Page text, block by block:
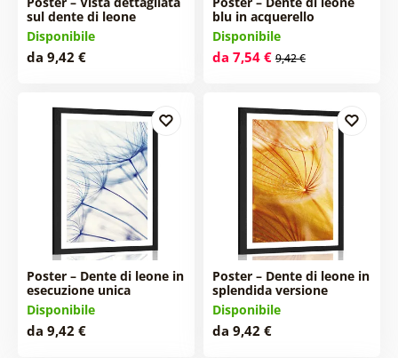
sul dente di leone
Disponibile
da 9,42 €
blu in acquerello
Disponibile
da 7,54 € 9,42 €
Poster – Dente di leone in
esecuzione unica
Disponibile
da 9,42 €
Poster – Dente di leone in
splendida versione
Disponibile
da 9,42 €